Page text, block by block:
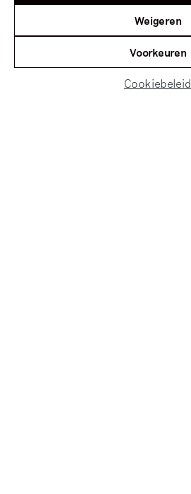
Weigeren
Voorkeuren
Cookiebeleid